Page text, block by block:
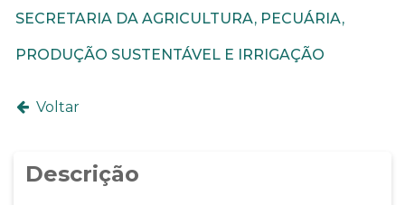
SECRETARIA DA AGRICULTURA, PECUÁRIA,
PRODUÇÃO SUSTENTÁVEL E IRRIGAÇÃO
Voltar
Descrição